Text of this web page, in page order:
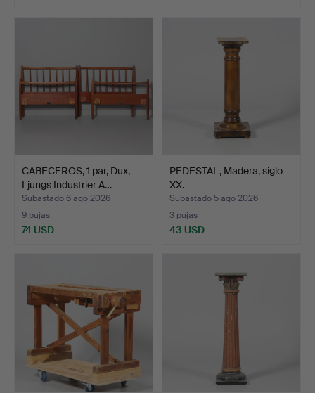
CABECEROS, 1 par, Dux,
Ljungs Industrier A…
Subastado 6 ago 2026
9 pujas
74 USD
PEDESTAL, Madera, siglo
XX.
Subastado 5 ago 2026
3 pujas
43 USD